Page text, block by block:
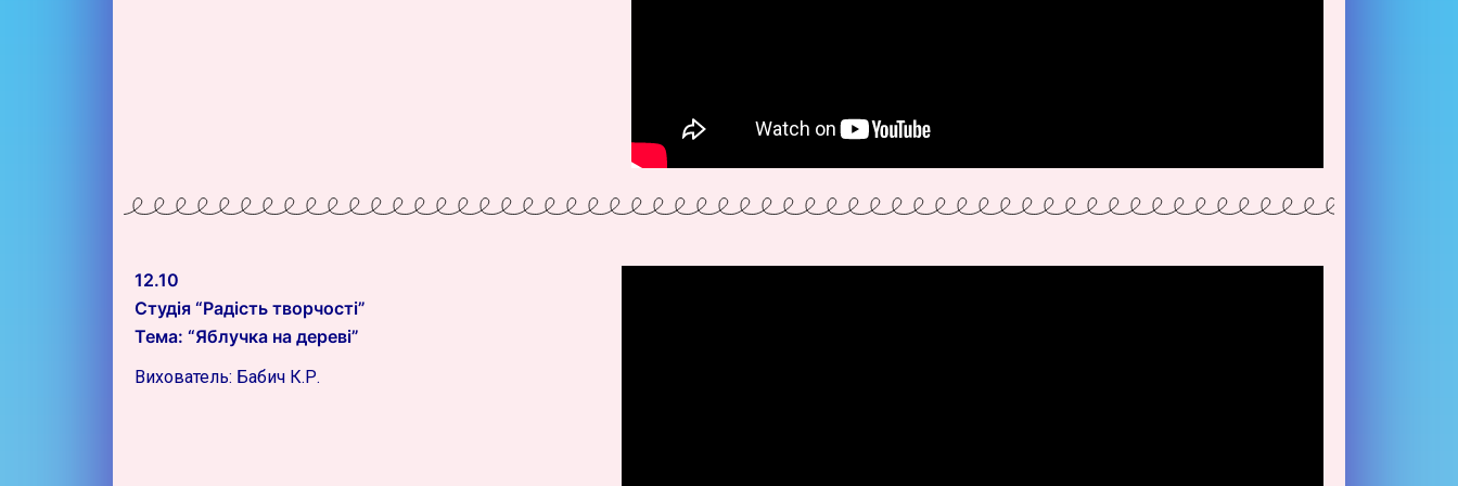
12.10
Студія “Радість творчості”
Тема: “Яблучка на дереві”
Вихователь: Бабич К.Р.